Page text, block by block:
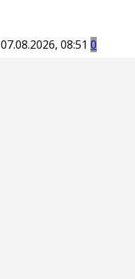
07.08.2026, 08:51 0